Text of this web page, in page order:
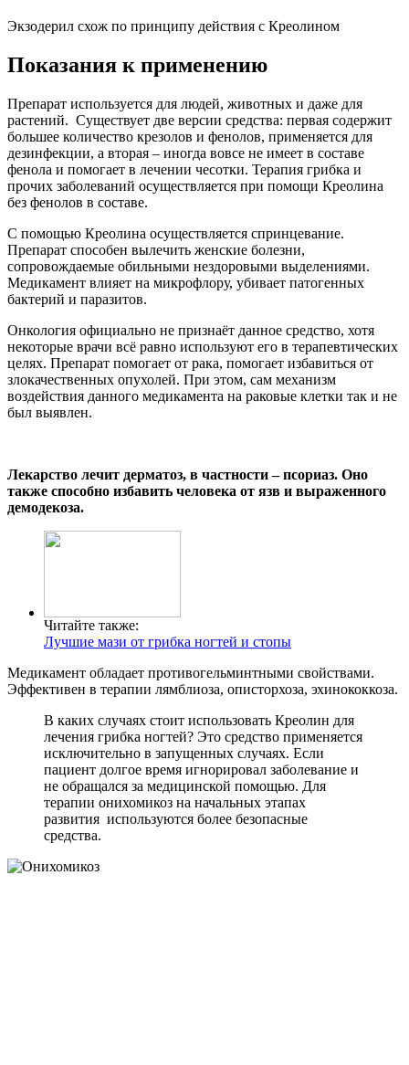
Экзодерил схож по принципу действия с Креолином
Показания к применению
Препарат используется для людей, животных и даже для
растений. Существует две версии средства: первая содержит
большее количество крезолов и фенолов, применяется для
дезинфекции, а вторая – иногда вовсе не имеет в составе
фенола и помогает в лечении чесотки. Терапия грибка и
прочих заболеваний осуществляется при помощи Креолина
без фенолов в составе.
С помощью Креолина осуществляется спринцевание.
Препарат способен вылечить женские болезни,
сопровождаемые обильными нездоровыми выделениями.
Медикамент влияет на микрофлору, убивает патогенных
бактерий и паразитов.
Онкология официально не признаёт данное средство, хотя
некоторые врачи всё равно используют его в терапевтических
целях. Препарат помогает от рака, помогает избавиться от
злокачественных опухолей. При этом, сам механизм
воздействия данного медикамента на раковые клетки так и не
был выявлен.
Лекарство лечит дерматоз, в частности – псориаз. Оно
также способно избавить человека от язв и выраженного
демодекоза.
Читайте также:
Лучшие мази от грибка ногтей и стопы
Медикамент обладает противогельминтными свойствами.
Эффективен в терапии лямблиоза, описторхоза, эхинококкоза.
В каких случаях стоит использовать Креолин для
лечения грибка ногтей? Это средство применяется
исключительно в запущенных случаях. Если
пациент долгое время игнорировал заболевание и
не обращался за медицинской помощью. Для
терапии онихомикоз на начальных этапах
развития используются более безопасные
средства.